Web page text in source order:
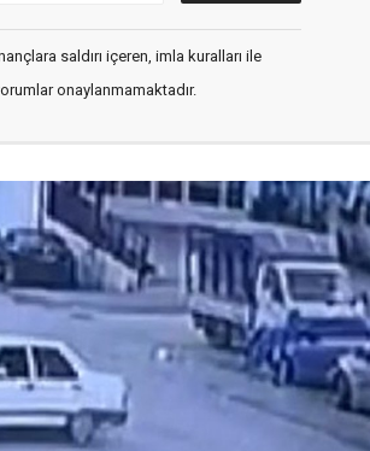
saldırı içeren, imla kuralları ile
onaylanmamaktadır.